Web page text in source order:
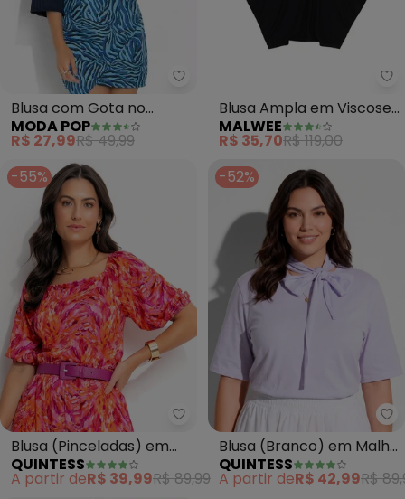
Moda Pop - Blusa com Gota
Blusa com Gota no
Decote (Marinho)
MODA POP
R$ 27,99R$ 49,99
Blusa Ampla em Viscose
(Preto)
MALWEE
R$ 35,70R$ 119,00
-55%
Quintess - Blusa (Pinceladas)
Blusa (Pinceladas) em
Malha Fria
QUINTESS
A partir deR$ 39,99R$ 89,99
-52%
Blusa (Branco) em Malha
de Algodão Penteado
QUINTESS
A partir deR$ 42,99R$